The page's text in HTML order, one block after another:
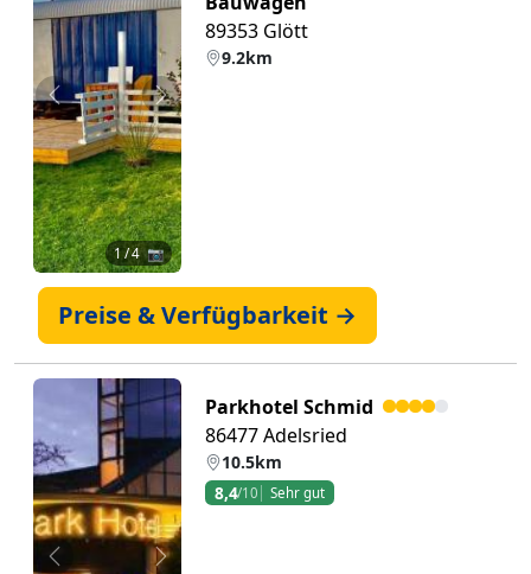
Zurück Weiter
1 / 4 📷
89353 Glött
9.2km
Preise & Verfügbarkeit →
Zurück Weiter
Parkhotel Schmid
86477 Adelsried
10.5km
8,4/10 Sehr gut